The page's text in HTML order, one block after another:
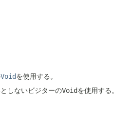
Voidを使用する。
しないビジターのVoidを使用する。